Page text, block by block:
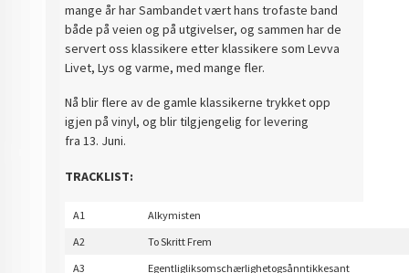
mange år har Sambandet vært hans trofaste band
både på veien og på utgivelser, og sammen har de
servert oss klassikere etter klassikere som Levva
Livet, Lys og varme, med mange fler.
Nå blir flere av de gamle klassikerne trykket opp
igjen på vinyl, og blir tilgjengelig for levering
fra 13. Juni.
TRACKLIST:
A1
Alkymisten
A2
To Skritt Frem
A3
Egentligliksomschærlighetogsånntikkesant